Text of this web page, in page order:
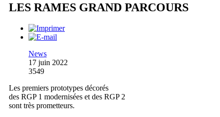
LES RAMES GRAND PARCOURS
News
17 juin 2022
3549
Les premiers prototypes décorés
des RGP 1 modernisées et des RGP 2
sont très prometteurs.